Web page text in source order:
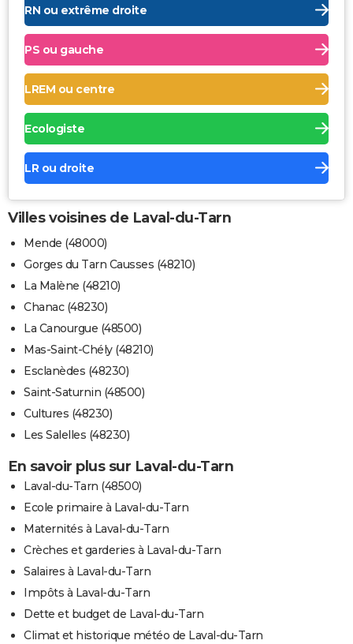
RN ou extrême droite
PS ou gauche
LREM ou centre
Ecologiste
LR ou droite
Villes voisines de Laval-du-Tarn
Mende (48000)
Gorges du Tarn Causses (48210)
La Malène (48210)
Chanac (48230)
La Canourgue (48500)
Mas-Saint-Chély (48210)
Esclanèdes (48230)
Saint-Saturnin (48500)
Cultures (48230)
Les Salelles (48230)
En savoir plus sur Laval-du-Tarn
Laval-du-Tarn (48500)
Ecole primaire à Laval-du-Tarn
Maternités à Laval-du-Tarn
Crèches et garderies à Laval-du-Tarn
Salaires à Laval-du-Tarn
Impôts à Laval-du-Tarn
Dette et budget de Laval-du-Tarn
Climat et historique météo de Laval-du-Tarn